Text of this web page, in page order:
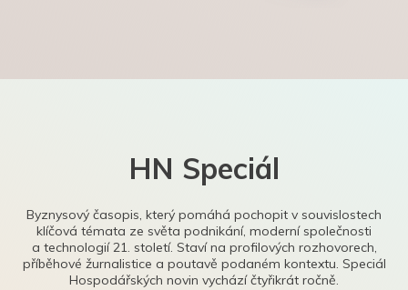
HN Speciál
Byznysový časopis, který pomáhá pochopit v souvislostech
klíčová témata ze světa podnikání, moderní společnosti
a technologií 21. století. Staví na profilových rozhovorech,
příběhové žurnalistice a poutavě podaném kontextu. Speciál
Hospodářských novin vychází čtyřikrát ročně.